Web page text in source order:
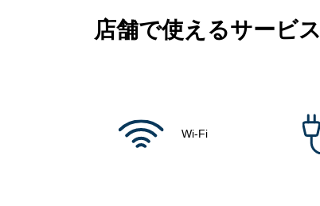
店舗で使えるサービス
Wi-Fi